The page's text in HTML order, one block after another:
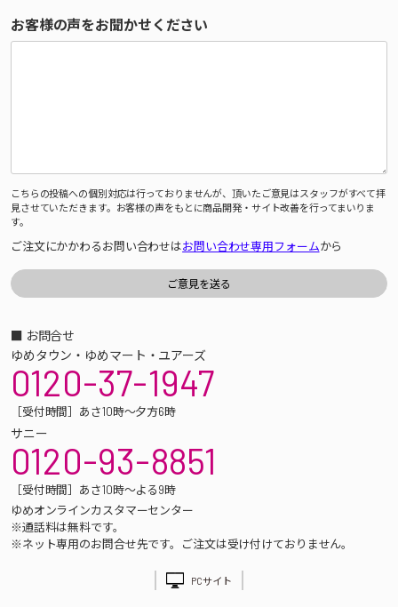
お客様の声をお聞かせください
こちらの投稿への個別対応は行っておりませんが、頂いたご意見はスタッフがすべて拝
見させていただきます。お客様の声をもとに商品開発・サイト改善を行ってまいりま
す。
ご注文にかかわるお問い合わせはお問い合わせ専用フォームから
■ お問合せ
ゆめタウン・ゆめマート・ユアーズ
0120-37-1947
［受付時間］あさ10時～夕方6時
サニー
0120-93-8851
［受付時間］あさ10時～よる9時
ゆめオンラインカスタマーセンター
※通話料は無料です。
※ネット専用のお問合せ先です。ご注文は受け付けておりません。
PCサイト